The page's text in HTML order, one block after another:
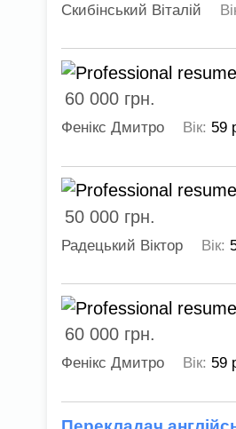
Скибінський Віталій
60 000 грн.
Фенікс Дмитро Вік: 59
50 000 грн.
Радецький Віктор Вік:
60 000 грн.
Фенікс Дмитро Вік: 59